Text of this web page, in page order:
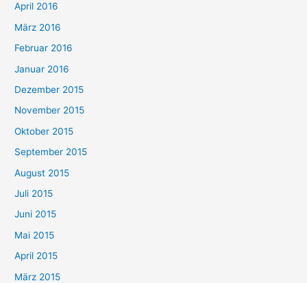
April 2016
März 2016
Februar 2016
Januar 2016
Dezember 2015
November 2015
Oktober 2015
September 2015
August 2015
Juli 2015
Juni 2015
Mai 2015
April 2015
März 2015